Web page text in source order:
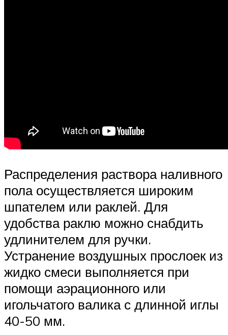
Распределения раствора наливного
пола осуществляется широким
шпателем или раклей. Для
удобства раклю можно снабдить
удлинителем для ручки.
Устранение воздушных прослоек из
жидко смеси выполняется при
помощи аэрационного или
игольчатого валика с длинной иглы
40-50 мм.